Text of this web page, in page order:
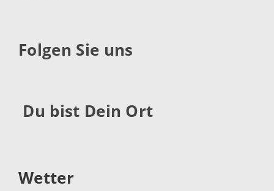
Folgen Sie uns
Du bist Dein Ort
Wetter